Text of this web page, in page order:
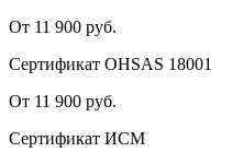
От 11 900 руб.
Сертификат OHSAS 18001
От 11 900 руб.
Сертификат ИСМ